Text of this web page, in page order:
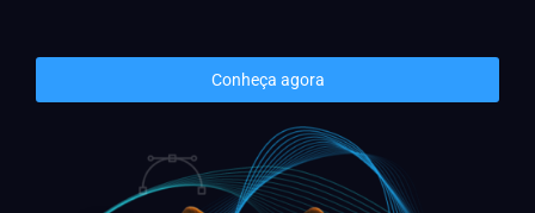
Conheça agora